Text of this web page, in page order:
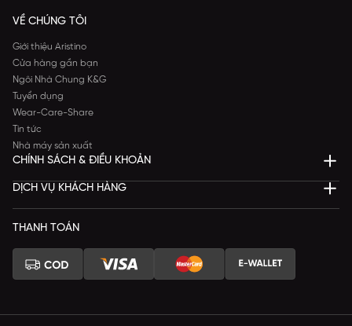
VỀ CHÚNG TÔI
Giới thiệu Aristino
Cửa hàng gần bạn
Ngôi Nhà Chung K&G
Tuyển dụng
Wear-Care-Share
Tin tức
Nhà máy sản xuất
CHÍNH SÁCH & ĐIỀU KHOẢN
DỊCH VỤ KHÁCH HÀNG
THANH TOÁN